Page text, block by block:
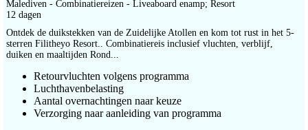
Malediven - Combinatiereizen - Liveaboard enamp; Resort
12 dagen
Ontdek de duikstekken van de Zuidelijke Atollen en kom tot rust in het 5-
sterren Filitheyo Resort.. Combinatiereis inclusief vluchten, verblijf,
duiken en maaltijden Rond...
Retourvluchten volgens programma
Luchthavenbelasting
Aantal overnachtingen naar keuze
Verzorging naar aanleiding van programma